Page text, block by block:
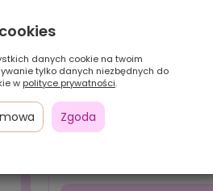
M17s
danych cookie na twoim
tylko danych niezbędnych do
w polityce prywatności.
Zgoda